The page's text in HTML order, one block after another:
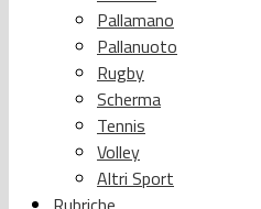
Pallamano
Pallanuoto
Rugby
Scherma
Tennis
Volley
Altri Sport